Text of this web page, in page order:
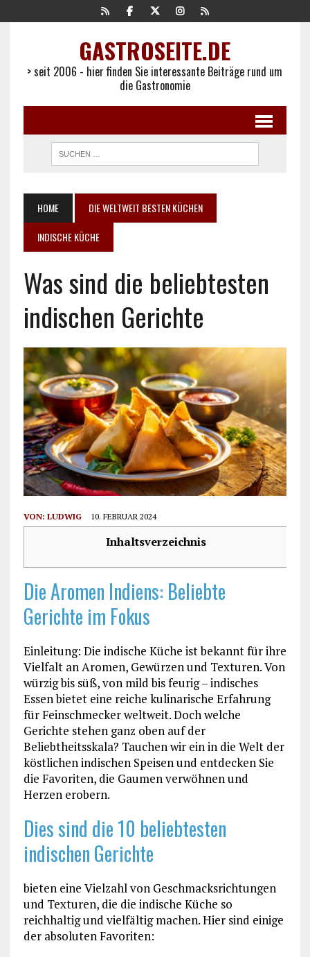
GASTROSEITE.DE
> seit 2006 - hier finden Sie interessante Beiträge rund um
die Gastronomie
HOME
DIE WELTWEIT BESTEN KÜCHEN
INDISCHE KÜCHE
Was sind die beliebtesten
indischen Gerichte
VON: LUDWIG 10. FEBRUAR 2024
Inhaltsverzeichnis
Die Aromen Indiens: Beliebte
Gerichte im Fokus
Einleitung: Die indische Küche ist bekannt für ihre
Vielfalt an Aromen, Gewürzen und Texturen. Von
würzig bis süß, von mild bis feurig – indisches
Essen bietet eine reiche kulinarische Erfahrung
für Feinschmecker weltweit. Doch welche
Gerichte stehen ganz oben auf der
Beliebtheitsskala? Tauchen wir ein in die Welt der
köstlichen indischen Speisen und entdecken Sie
die Favoriten, die Gaumen verwöhnen und
Herzen erobern.
Dies sind die 10 beliebtesten
indischen Gerichte
bieten eine Vielzahl von Geschmacksrichtungen
und Texturen, die die indische Küche so
reichhaltig und vielfältig machen. Hier sind einige
der absoluten Favoriten: